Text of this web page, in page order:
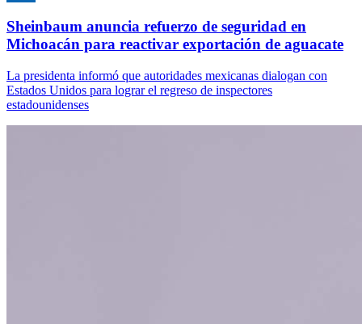
Sheinbaum anuncia refuerzo de seguridad en
Michoacán para reactivar exportación de aguacate
La presidenta informó que autoridades mexicanas dialogan con
Estados Unidos para lograr el regreso de inspectores
estadounidenses